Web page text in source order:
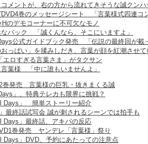
コメントが、右の方から流れてきそうな誠クンハ
巻のメッセージシート 「言葉様式四連コ
のデモコーナーに不可欠なモノ
バック 「誠くんなら、そこにいますよ」
公式ガイドブック発売 「伝説の最終回が載
っぱい」を揉みしだき、言葉が顔を紅潮させて
エロすぎる言葉さま」がタクサン
言葉様 「中に誰もいませんよ」
巻発売 言葉様の巨乳・抜きまくる誠
」、特典テレカも限界に挑戦？
Days」 簡単ストーリー紹介
最終話試写会 誠が刺されるシーンでは拍手も
Days」最終話、アキバの反応
巻発売 ヤンデレ「言葉様」祭り
Days」DVD、予約にあたっての注意点